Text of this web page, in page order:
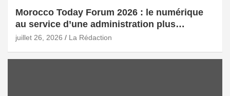
Morocco Today Forum 2026 : le numérique
au service d’une administration plus
intelligente
juillet 26, 2026 La Rédaction